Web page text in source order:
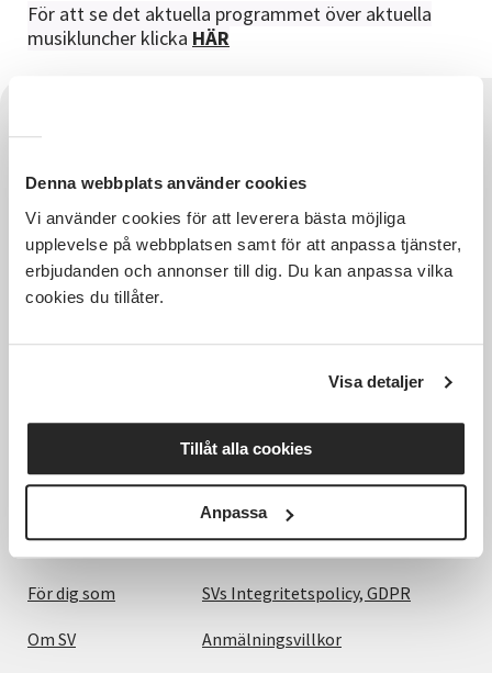
Denna webbplats använder cookies
Vi använder cookies för att leverera bästa möjliga
upplevelse på webbplatsen samt för att anpassa tjänster,
erbjudanden och annonser till dig. Du kan anpassa vilka
cookies du tillåter.
Visa detaljer
Tillåt alla cookies
Anpassa
För att se det aktuella programmet över aktuella
musikluncher klicka HÄR
samhällsaktör som bidrar till demokrati och
Utforska
Det här gör vi
För dig som
Om SV
Om webbplatsen
Villkor och information
SVs Integritetspolicy, GDPR
Anmälningsvillkor